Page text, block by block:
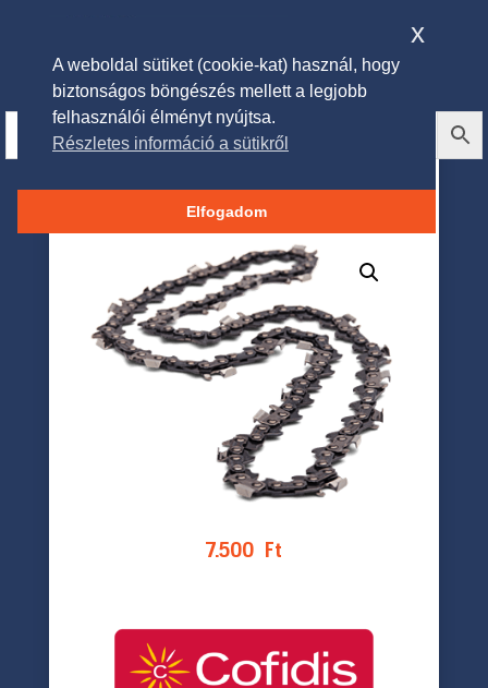
Fűrészlánc 3/8″ 1.6mm 60
szem
7.500 Ft
A weboldal sütiket (cookie-kat) használ, hogy
biztonságos böngészés mellett a legjobb
felhasználói élményt nyújtsa.
Részletes információ a sütikről
Elfogadom
x